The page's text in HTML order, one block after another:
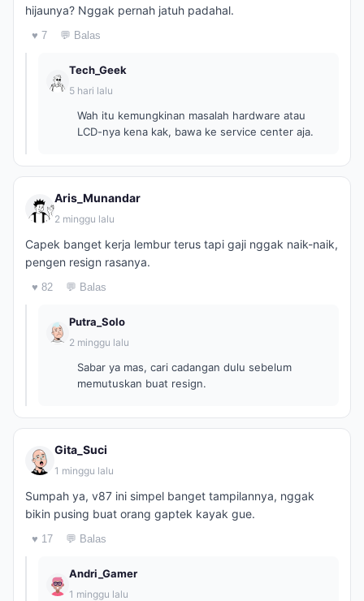
hijaunya? Nggak pernah jatuh padahal.
♥ 7 💬 Balas
Tech_Geek
5 hari lalu
Wah itu kemungkinan masalah hardware atau
LCD-nya kena kak, bawa ke service center aja.
Aris_Munandar
2 minggu lalu
Capek banget kerja lembur terus tapi gaji nggak naik-naik,
pengen resign rasanya.
♥ 82 💬 Balas
Putra_Solo
2 minggu lalu
Sabar ya mas, cari cadangan dulu sebelum
memutuskan buat resign.
Gita_Suci
1 minggu lalu
Sumpah ya, v87 ini simpel banget tampilannya, nggak
bikin pusing buat orang gaptek kayak gue.
♥ 17 💬 Balas
Andri_Gamer
1 minggu lalu